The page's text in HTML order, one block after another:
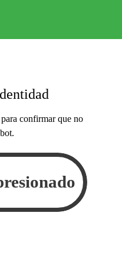
confirmar que no